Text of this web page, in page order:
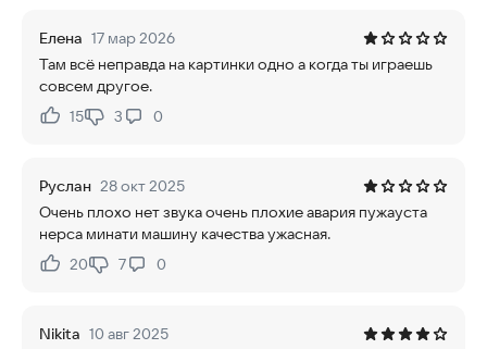
Елена 17 мар 2026
Там всё неправда на картинки одно а когда ты играешь
совсем другое.
Нравится:
15Не нравится:
3 0
Руслан 28 окт 2025
Очень плохо нет звука очень плохие авария пужауста
нерса минати машину качества ужасная.
Нравится:
20Не нравится:
7 0
Nikita 10 авг 2025